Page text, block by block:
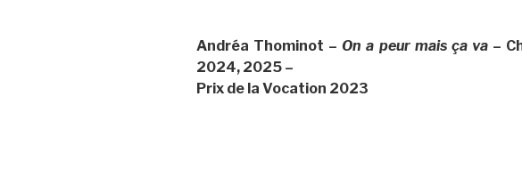
Andréa Thominot – On a peur mais ça va–
2024, 2025 –
Prix de la Vocation 2023